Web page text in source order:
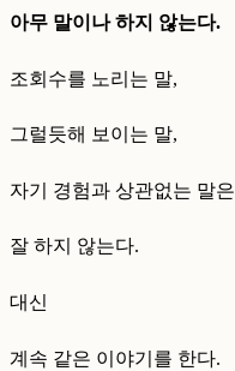
아무 말이나 하지 않는다.
조회수를 노리는 말,
그럴듯해 보이는 말,
자기 경험과 상관없는 말은
잘 하지 않는다.
대신
계속 같은 이야기를 한다.